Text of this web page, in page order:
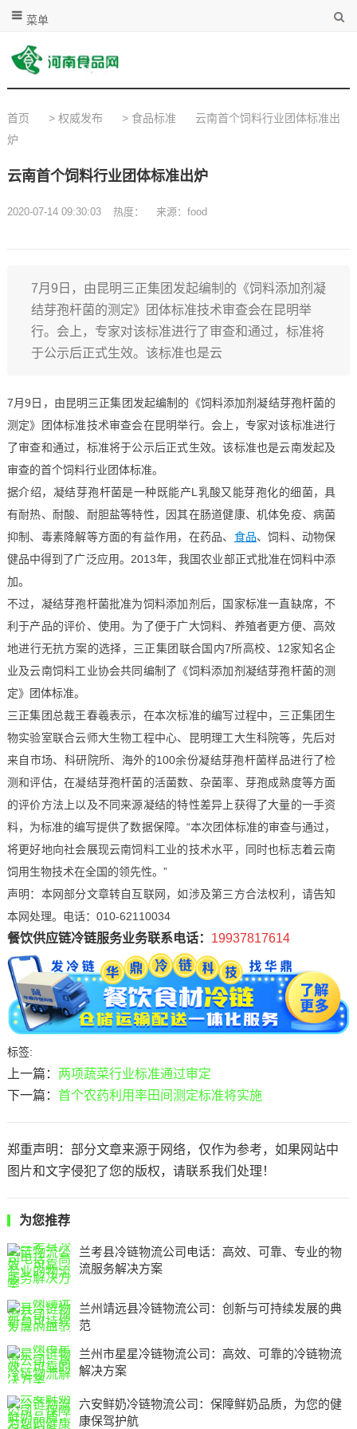
菜单
首页 > 权威发布 > 食品标准
云南首个饲料行业团体标准出
炉
云南首个饲料行业团体标准出炉
2020-07-14 09:30:03 热度： 来源：food
7月9日，由昆明三正集团发起编制的《饲料添加剂凝
结芽孢杆菌的测定》团体标准技术审查会在昆明举
行。会上，专家对该标准进行了审查和通过，标准将
于公示后正式生效。该标准也是云
7月9日，由昆明三正集团发起编制的《饲料添加剂凝结芽孢杆菌的
测定》团体标准技术审查会在昆明举行。会上，专家对该标准进行
了审查和通过，标准将于公示后正式生效。该标准也是云南发起及
审查的首个饲料行业团体标准。
据介绍，凝结芽孢杆菌是一种既能产L乳酸又能芽孢化的细菌，具
有耐热、耐酸、耐胆盐等特性，因其在肠道健康、机体免疫、病菌
抑制、毒素降解等方面的有益作用，在药品、 食品、饲料、动物保
健品中得到了广泛应用。2013年，我国农业部正式批准在饲料中添
加。
不过，凝结芽孢杆菌批准为饲料添加剂后，国家标准一直缺席，不
利于产品的评价、使用。为了便于广大饲料、养殖者更方便、高效
地进行无抗方案的选择，三正集团联合国内7所高校、12家知名企
业及云南饲料工业协会共同编制了《饲料添加剂凝结芽孢杆菌的测
定》团体标准。
三正集团总裁王春羲表示，在本次标准的编写过程中，三正集团生
物实验室联合云师大生物工程中心、昆明理工大生科院等，先后对
来自市场、科研院所、海外的100余份凝结芽孢杆菌样品进行了检
测和评估，在凝结芽孢杆菌的活菌数、杂菌率、芽孢成熟度等方面
的评价方法上以及不同来源凝结的特性差异上获得了大量的一手资
料，为标准的编写提供了数据保障。“本次团体标准的审查与通过，
将更好地向社会展现云南饲料工业的技术水平，同时也标志着云南
饲用生物技术在全国的领先性。”
声明：本网部分文章转自互联网，如涉及第三方合法权利，请告知
本网处理。电话：010-62110034
餐饮供应链冷链服务业务联系电话： 19937817614
标签:
上一篇： 两项蔬菜行业标准通过审定
下一篇： 首个农药利用率田间测定标准将实施
郑重声明：部分文章来源于网络，仅作为参考，如果网站中
图片和文字侵犯了您的版权，请联系我们处理！
为您推荐
兰考县冷链物流公司电话：高效、可靠、专业的物
流服务解决方案
兰州靖远县冷链物流公司：创新与可持续发展的典
范
兰州市星星冷链物流公司：高效、可靠的冷链物流
解决方案
六安鲜奶冷链物流公司：保障鲜奶品质，为您的健
康保驾护航